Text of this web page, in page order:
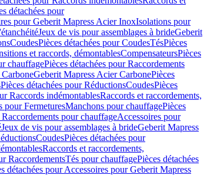
détachées pour
pour Geberit Mapress Acier InoxIsolations pour
Jeux de vis pour assemblages à brideGeberit
CoudesPièces détachées pour CoudesTésPièces
et raccords, démontablesCompensateursPièces
chauffagePièces détachées pour Raccordements
Geberit Mapress Acier CarbonePièces
Pièces détachées pour RéductionsCoudesPièces
Raccords indémontablesRaccords et raccordements,
pour FermeturesManchons pour chauffagePièces
pour chauffageAccessoires pour
Jeux de vis pour assemblages à brideGeberit Mapress
CoudesPièces détachées pour
Raccords et raccordements,
RaccordementsTés pour chauffagePièces détachées
détachées pour Accessoires pour Geberit Mapress